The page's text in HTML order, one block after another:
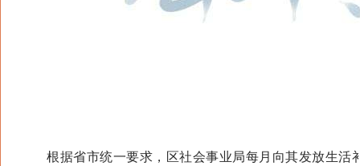
根据省市统一要求，区社会事业局每月向其发放生活